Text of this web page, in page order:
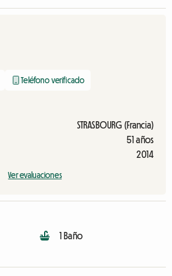
Teléfono verificado
STRASBOURG (Francia)
51 años
2014
Ver evaluaciones
1 Baño